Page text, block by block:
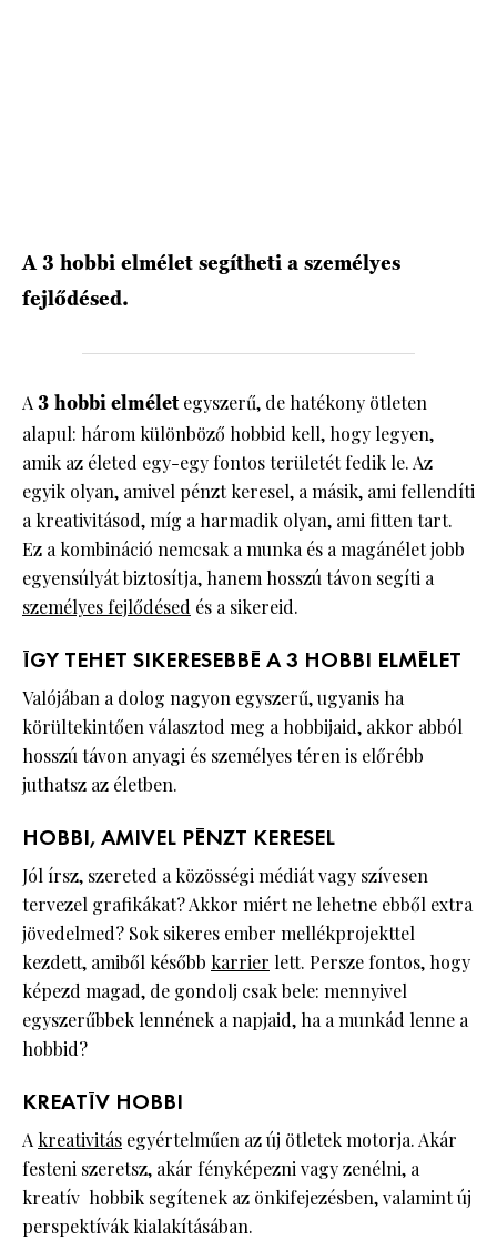
A 3 hobbi elmélet segítheti a személyes
fejlődésed.
A3 hobbi elméletegyszerű, de hatékony ötleten
alapul: három különböző hobbid kell, hogy legyen,
amik az életed egy-egy fontos területét fedik le. Az
egyik olyan, amivel pénzt keresel, a másik, ami fellendíti
a kreativitásod, míg a harmadik olyan, ami fitten tart.
Ez a kombináció nemcsak a munka és a magánélet jobb
egyensúlyát biztosítja, hanem hosszú távon segíti a
személyes fejlődésed és a sikereid.
ÍGY TEHET SIKERESEBBÉ A 3 HOBBI ELMÉLET
Valójában a dolog nagyon egyszerű, ugyanis ha
körültekintően választod meg a hobbijaid, akkor abból
hosszú távon anyagi és személyes téren is előrébb
juthatsz az életben.
HOBBI, AMIVEL PÉNZT KERESEL
Jól írsz, szereted a közösségi médiát vagy szívesen
tervezel grafikákat? Akkor miért ne lehetne ebből extra
jövedelmed? Sok sikeres ember mellékprojekttel
kezdett, amiből később karrier lett. Persze fontos, hogy
képezd magad, de gondolj csak bele: mennyivel
egyszerűbbek lennének a napjaid, ha a munkád lenne a
hobbid?
KREATÍV HOBBI
A kreativitás egyértelműen az új ötletek motorja. Akár
festeni szeretsz, akár fényképezni vagy zenélni, a
kreatív hobbik segítenek az önkifejezésben, valamint új
perspektívák kialakításában.